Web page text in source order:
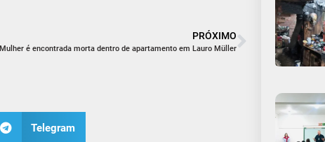
PRÓXIMO
Mulher é encontrada morta dentro de apartamento em Lauro Müller
Telegram